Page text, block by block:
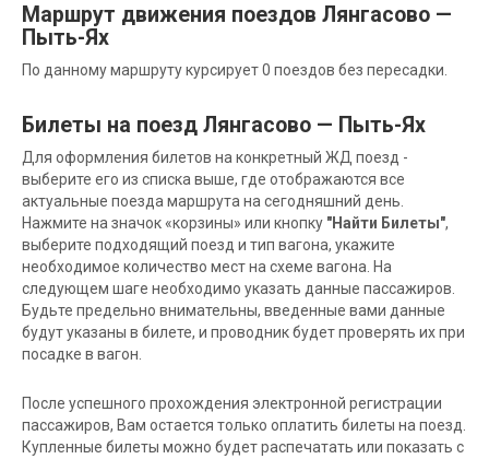
Маршрут движения поездов Лянгасово —
Пыть-Ях
По данному маршруту курсирует 0 поездов без пересадки.
Билеты на поезд Лянгасово — Пыть-Ях
Для оформления билетов на конкретный ЖД поезд -
выберите его из списка выше, где отображаются все
актуальные поезда маршрута на сегодняшний день.
Нажмите на значок «корзины» или кнопку "Найти Билеты",
выберите подходящий поезд и тип вагона, укажите
необходимое количество мест на схеме вагона. На
следующем шаге необходимо указать данные пассажиров.
Будьте предельно внимательны, введенные вами данные
будут указаны в билете, и проводник будет проверять их при
посадке в вагон.
После успешного прохождения электронной регистрации
пассажиров, Вам остается только оплатить билеты на поезд.
Купленные билеты можно будет распечатать или показать с